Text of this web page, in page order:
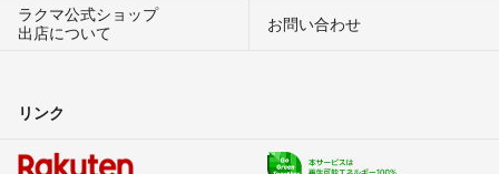
ラクマ公式ショップ
出店について
お問い合わせ
リンク